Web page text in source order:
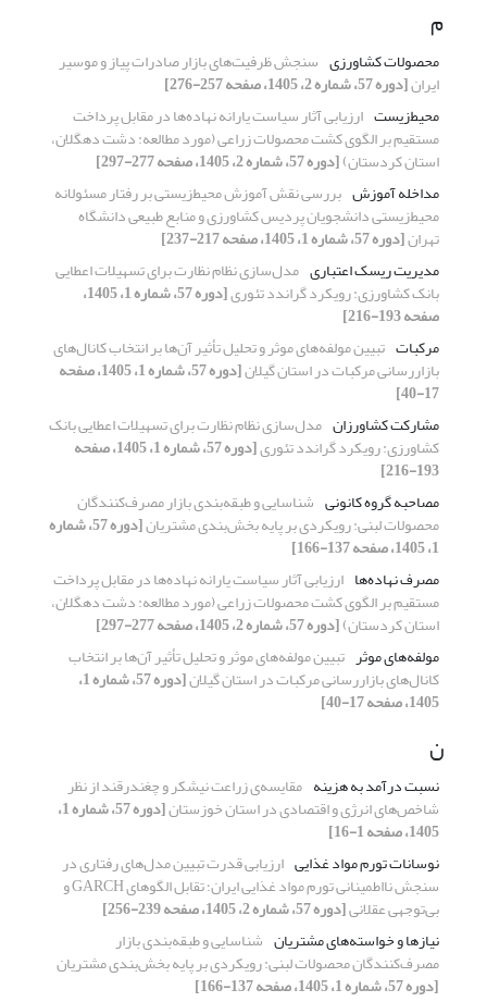
م
محصولات کشاورزی سنجش ظرفیت‌های بازار صادرات پیاز و موسیر
ایران[دوره 57، شماره 2، 1405، صفحه 257-276]
محیط‌زیست ارزیابی آثار سیاست یارانه نهاده‌ها در مقابل پرداخت
مستقیم بر الگوی کشت محصولات زراعی (مورد مطالعه: دشت دهگلان،
استان کردستان)[دوره 57، شماره 2، 1405، صفحه 277-297]
مداخله آموزش بررسی نقش آموزش محیط‌زیستی بر رفتار مسئولانه
محیط‌زیستی دانشجویان پردیس کشاورزی و منابع طبیعی دانشگاه
تهران[دوره 57، شماره 1، 1405، صفحه 217-237]
مدیریت ریسک اعتباری مدل‌سازی نظام نظارت برای تسهیلات اعطایی
بانک کشاورزی: رویکرد گراندد تئوری [دوره 57، شماره 1، 1405،
صفحه 193-216]
مرکبات تبیین مولفه‌های موثر و تحلیل تأثیر آن‌ها بر انتخاب کانال‌های
بازاررسانی مرکبات در استان گیلان [دوره 57، شماره 1، 1405، صفحه
17-40]
مشارکت کشاورزان مدل‌سازی نظام نظارت برای تسهیلات اعطایی بانک
کشاورزی: رویکرد گراندد تئوری [دوره 57، شماره 1، 1405، صفحه
193-216]
مصاحبه گروه کانونی شناسایی و طبقه‌بندی بازار مصرف‌کنندگان
محصولات لبنی: رویکردی بر پایه بخش‌بندی مشتریان [دوره 57، شماره
1، 1405، صفحه 137-166]
مصرف نهاده‌ها ارزیابی آثار سیاست یارانه نهاده‌ها در مقابل پرداخت
مستقیم بر الگوی کشت محصولات زراعی (مورد مطالعه: دشت دهگلان،
استان کردستان)[دوره 57، شماره 2، 1405، صفحه 277-297]
مولفه‌های موثر تبیین مولفه‌های موثر و تحلیل تأثیر آن‌ها بر انتخاب
کانال‌های بازاررسانی مرکبات در استان گیلان [دوره 57، شماره 1،
1405، صفحه 17-40]
ن
نسبت درآمد به هزینه مقایسه‌ی زراعت نیشکر و چغندرقند از نظر
شاخص‌های انرژی و اقتصادی در استان خوزستان [دوره 57، شماره 1،
1405، صفحه 1-16]
نوسانات تورم مواد غذایی ارزیابی قدرت تبیین مدل‌های رفتاری در
سنجش نااطمینانی تورم مواد غذایی ایران؛ تقابل الگوهای GARCH و
بی‌توجهی عقلانی[دوره 57، شماره 2، 1405، صفحه 239-256]
نیازها و خواسته‌های مشتریان شناسایی و طبقه‌بندی بازار
مصرف‌کنندگان محصولات لبنی: رویکردی بر پایه بخش‌بندی مشتریان
[دوره 57، شماره 1، 1405، صفحه 137-166]